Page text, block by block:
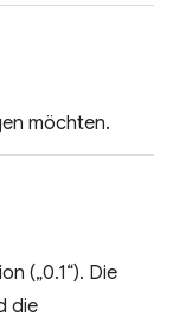
möchten.
(„0.1“). Die
die